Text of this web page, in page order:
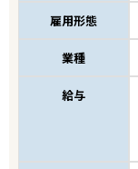
雇用形態
業種
給与